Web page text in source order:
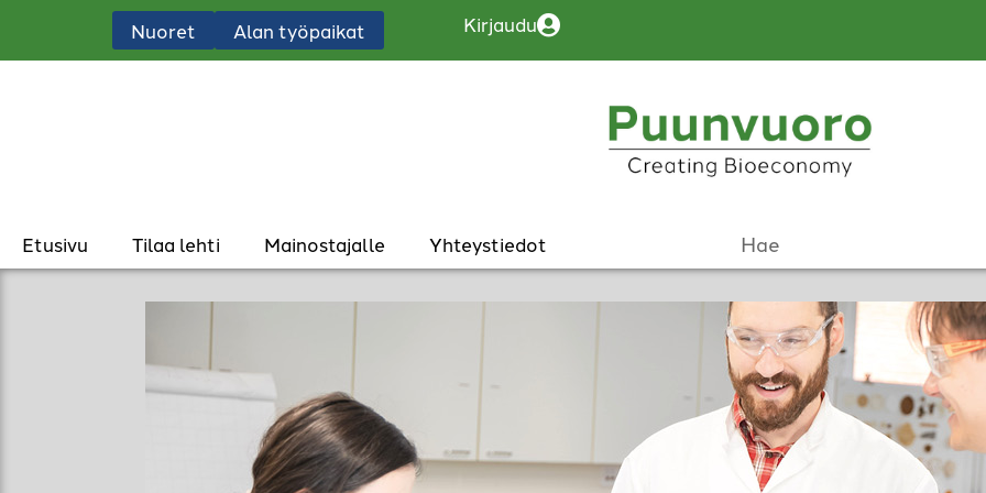
Nuoret Alan työpaikat Kirjaudu
Etusivu Tilaa lehti Mainostajalle Yhteystiedot